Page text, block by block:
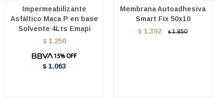
Impermeabilizante
Asfáltico Maca P en base
Solvente 4Lts Emapi
$ 1.250
$ 1.063
Membrana Autoadhesiva
Smart Fix 50x10
$ 1.392 $ 1.850